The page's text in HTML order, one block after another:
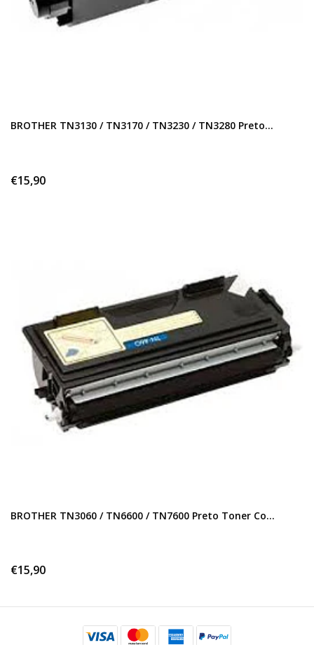
BROTHER TN3130 / TN3170 / TN3230 / TN3280 Preto...
€15,90
BROTHER TN3060 / TN6600 / TN7600 Preto Toner Co...
€15,90